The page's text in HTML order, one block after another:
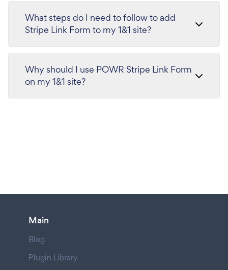
What steps do I need to follow to add
Stripe Link Form to my 1&1 site?
Why should I use POWR Stripe Link Form
on my 1&1 site?
Main
Blog
Plugin Library